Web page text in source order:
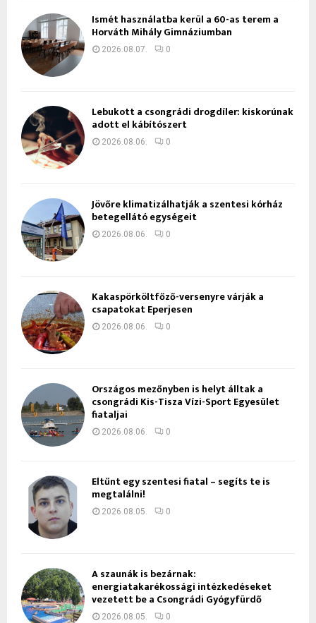
Ismét használatba kerül a 60-as terem a
Horváth Mihály Gimnáziumban
2026.08.07. 0
Lebukott a csongrádi drogdíler: kiskorúnak
adott el kábítószert
2026.08.06. 0
Jövőre klimatizálhatják a szentesi kórház
betegellátó egységeit
2026.08.06. 0
Kakaspörköltfőző-versenyre várják a
csapatokat Eperjesen
2026.08.06. 0
Országos mezőnyben is helyt álltak a
csongrádi Kis-Tisza Vízi-Sport Egyesület
fiataljai
2026.08.06. 0
Eltűnt egy szentesi fiatal – segíts te is
megtalálni!
2026.08.05. 0
A szaunák is bezárnak:
energiatakarékossági intézkedéseket
vezetett be a Csongrádi Gyógyfürdő
2026.08.05. 0